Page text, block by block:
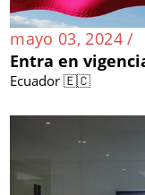
mayo 03, 2024 /
Entra en
Ecuador 🇪🇨